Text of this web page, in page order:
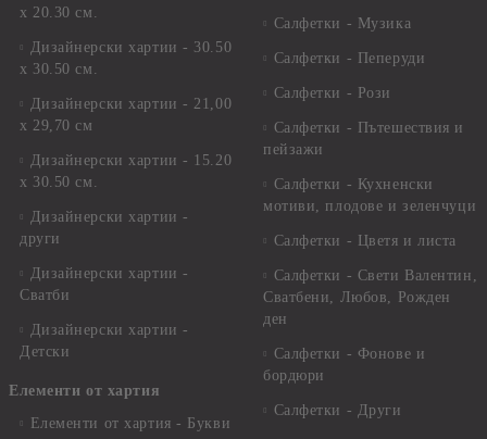
х 20.30 см.
Дизайнерски хартии - 30.50
х 30.50 см.
Дизайнерски хартии - 21,00
х 29,70 см
Дизайнерски хартии - 15.20
x 30.50 см.
Дизайнерски хартии -
други
Дизайнерски хартии -
Сватби
Дизайнерски хартии -
Детски
Елементи от хартия
Елементи от хартия - Букви
Салфетки - Музика
Салфетки - Пеперуди
Салфетки - Рози
Салфетки - Пътешествия и
пейзажи
Салфетки - Кухненски
мотиви, плодове и зеленчуци
Салфетки - Цветя и листа
Салфетки - Свети Валентин,
Сватбени, Любов, Рожден
ден
Салфетки - Фонове и
бордюри
Салфетки - Други